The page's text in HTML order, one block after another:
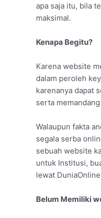
apa saja itu, bila
maksimal.
Kenapa Begitu?
Karena website
dalam peroleh
karenanya dapat
serta
Walaupun fakta
segala serba
sebuah website
untuk Institusi,
lewat
Belum Memiliki